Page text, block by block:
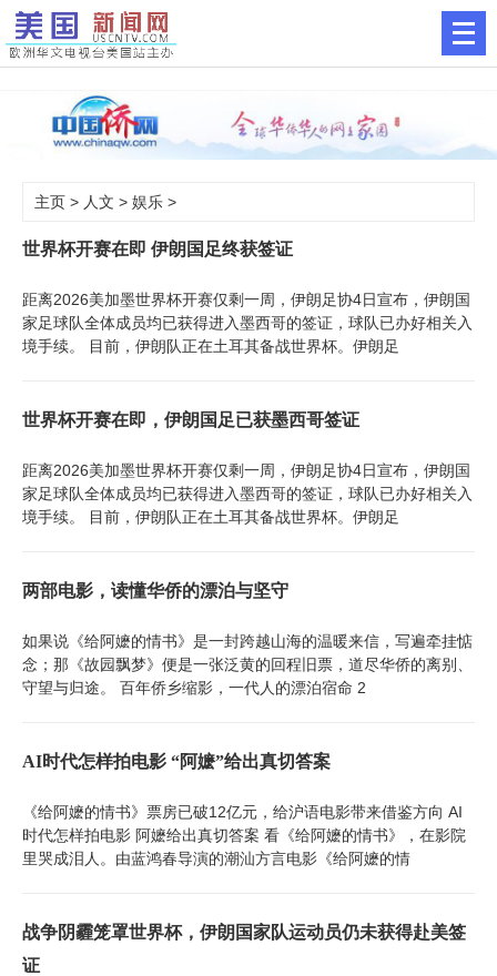
主页 > 人文 > 娱乐 >
世界杯开赛在即 伊朗国足终获签证
距离2026美加墨世界杯开赛仅剩一周，伊朗足协4日宣布，伊朗国
家足球队全体成员均已获得进入墨西哥的签证，球队已办好相关入
境手续。 目前，伊朗队正在土耳其备战世界杯。伊朗足
世界杯开赛在即，伊朗国足已获墨西哥签证
距离2026美加墨世界杯开赛仅剩一周，伊朗足协4日宣布，伊朗国
家足球队全体成员均已获得进入墨西哥的签证，球队已办好相关入
境手续。 目前，伊朗队正在土耳其备战世界杯。伊朗足
两部电影，读懂华侨的漂泊与坚守
如果说《给阿嬷的情书》是一封跨越山海的温暖来信，写遍牵挂惦
念；那《故园飘梦》便是一张泛黄的回程旧票，道尽华侨的离别、
守望与归途。 百年侨乡缩影，一代人的漂泊宿命 2
AI时代怎样拍电影 “阿嬷”给出真切答案
《给阿嬷的情书》票房已破12亿元，给沪语电影带来借鉴方向 AI
时代怎样拍电影 阿嬷给出真切答案 看《给阿嬷的情书》，在影院
里哭成泪人。由蓝鸿春导演的潮汕方言电影《给阿嬷的情
战争阴霾笼罩世界杯，伊朗国家队运动员仍未获得赴美签
证